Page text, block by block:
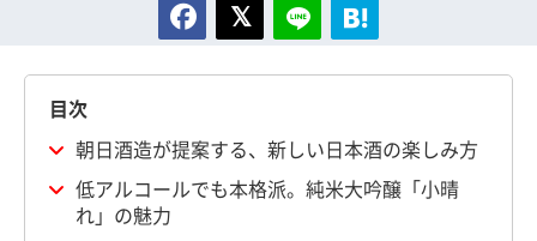
目次
朝日酒造が提案する、新しい日本酒の楽しみ方
低アルコールでも本格派。純米大吟醸「小晴
れ」の魅力